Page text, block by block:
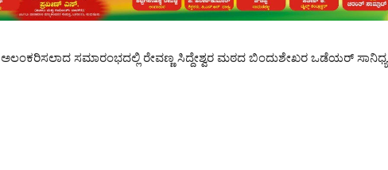
ಸಮಾರಂಭದಲ್ಲಿ ರೇವಣ್ಣ ಸಿದ್ದೇಶ್ವರ ಮಠದ ಬಿಂದುಶೇಖರ ಒಡೆಯರ್ ಸಾನಿಧ್ಯ